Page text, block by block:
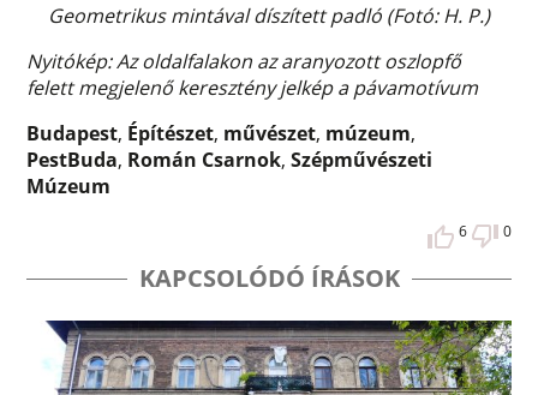
Geometrikus mintával díszített padló (Fotó: H. P.)
Nyitókép: Az oldalfalakon az aranyozott oszlopfő
felett megjelenő keresztény jelkép a pávamotívum
Budapest, Építészet, művészet, múzeum,
PestBuda, Román Csarnok,Szépművészeti
Múzeum
6 0
KAPCSOLÓDÓ ÍRÁSOK